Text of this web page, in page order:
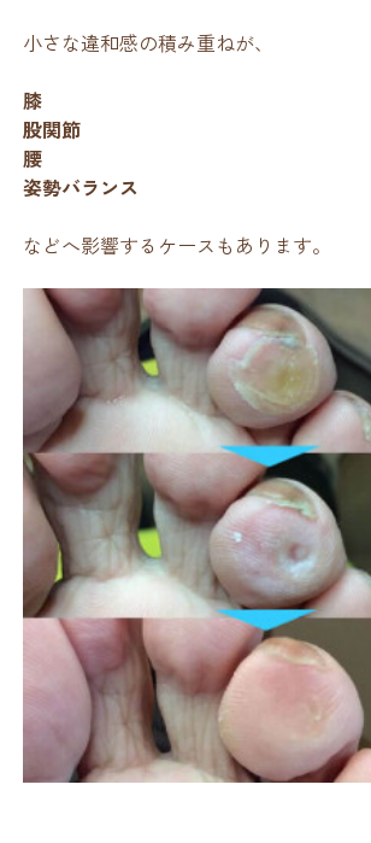
小さな違和感の積み重ねが、
膝
股関節
腰
姿勢バランス
などへ影響するケースもあります。